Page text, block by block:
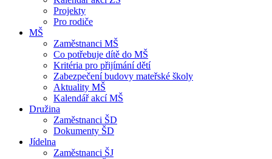
Projekty
Pro rodiče
MŠ
Zaměstnanci MŠ
Co potřebuje dítě do MŠ
Kritéria pro přijímání dětí
Zabezpečení budovy mateřské školy
Aktuality MŠ
Kalendář akcí MŠ
Družina
Zaměstnanci ŠD
Dokumenty ŠD
Jídelna
Zaměstnanci ŠJ